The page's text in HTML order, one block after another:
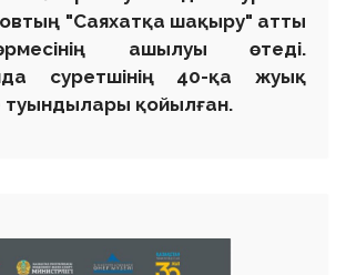
"Саяхатқа шақыру" атты
ашылуы өтеді.
суретшінің 40-қа жуық
туындылары қойылған.